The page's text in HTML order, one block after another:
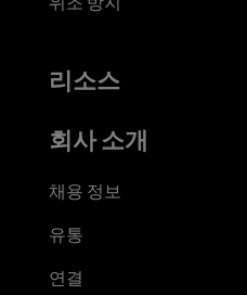
리소스
회사 소개
채용 정보
유통
연결